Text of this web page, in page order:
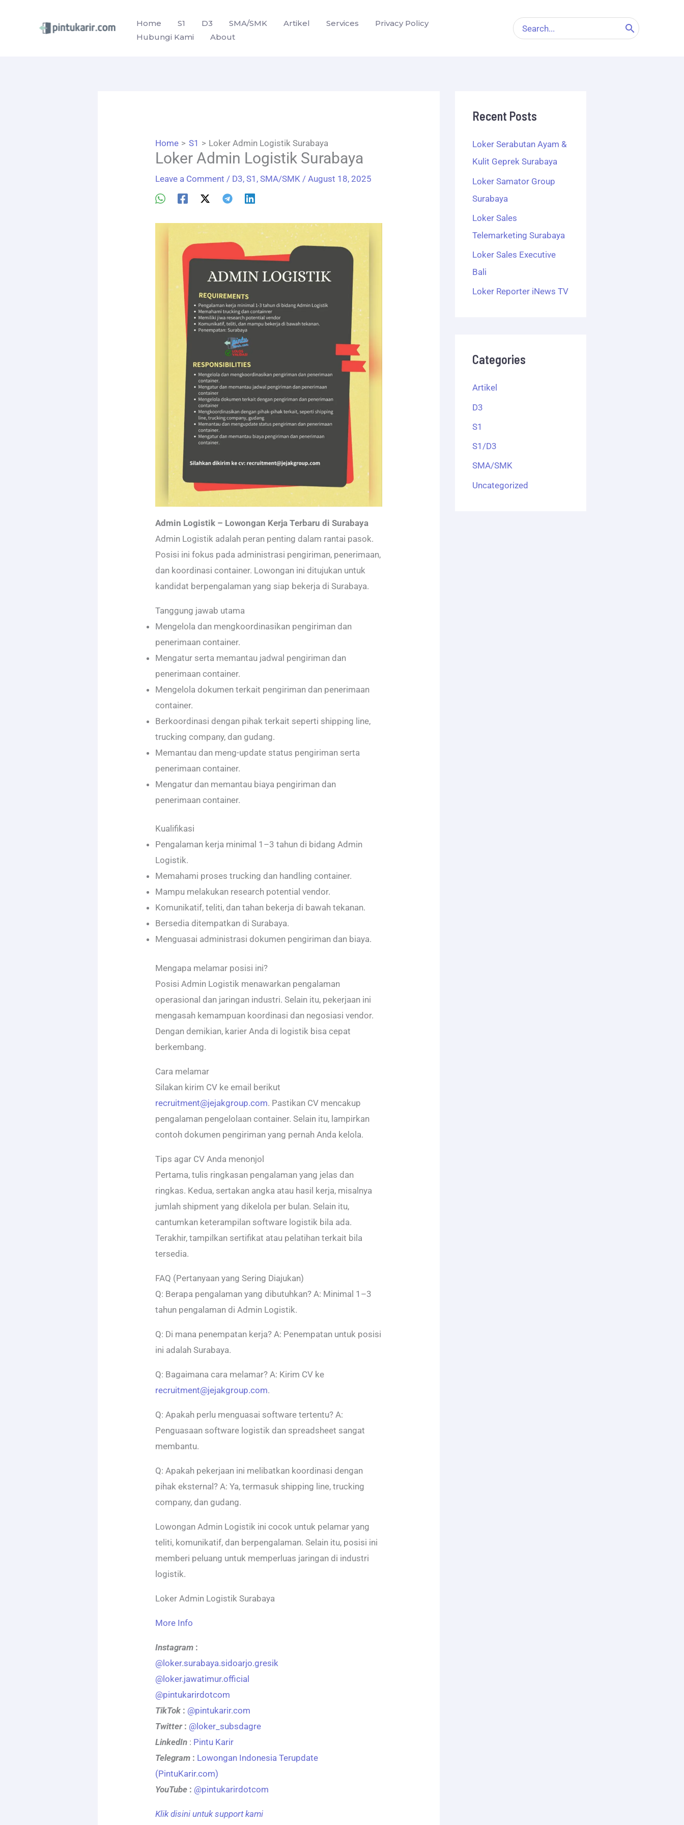
Home S1 D3 SMA/SMK Artikel Services
Privacy Policy
Hubungi Kami
About
Search
for:
Home S1 Loker Admin Logistik Surabaya
Loker Admin Logistik Surabaya
Leave a Comment / D3,S1 ,SMA/SMK /August 18, 2025
Admin Logistik – Lowongan Kerja Terbaru di Surabaya
Admin Logistik adalah peran penting dalam rantai pasok.
Posisi ini fokus pada administrasi pengiriman, penerimaan,
dan koordinasi container. Lowongan ini ditujukan untuk
kandidat berpengalaman yang siap bekerja di Surabaya.
Tanggung jawab utama
Mengelola dan mengkoordinasikan pengiriman dan
penerimaan container.
Mengatur serta memantau jadwal pengiriman dan
penerimaan container.
Mengelola dokumen terkait pengiriman dan penerimaan
container.
Berkoordinasi dengan pihak terkait seperti shipping line,
trucking company, dan gudang.
Memantau dan meng-update status pengiriman serta
penerimaan container.
Mengatur dan memantau biaya pengiriman dan
penerimaan container.
Kualifikasi
Pengalaman kerja minimal 1–3 tahun di bidang Admin
Logistik.
Memahami proses trucking dan handling container.
Mampu melakukan research potential vendor.
Komunikatif, teliti, dan tahan bekerja di bawah tekanan.
Bersedia ditempatkan di Surabaya.
Menguasai administrasi dokumen pengiriman dan biaya.
Mengapa melamar posisi ini?
Posisi Admin Logistik menawarkan pengalaman
operasional dan jaringan industri. Selain itu, pekerjaan ini
mengasah kemampuan koordinasi dan negosiasi vendor.
Dengan demikian, karier Anda di logistik bisa cepat
berkembang.
Cara melamar
Silakan kirim CV ke email berikut
recruitment@jejakgroup.com. Pastikan CV mencakup
pengalaman pengelolaan container. Selain itu, lampirkan
contoh dokumen pengiriman yang pernah Anda kelola.
Tips agar CV Anda menonjol
Pertama, tulis ringkasan pengalaman yang jelas dan
ringkas. Kedua, sertakan angka atau hasil kerja, misalnya
jumlah shipment yang dikelola per bulan. Selain itu,
cantumkan keterampilan software logistik bila ada.
Terakhir, tampilkan sertifikat atau pelatihan terkait bila
tersedia.
FAQ (Pertanyaan yang Sering Diajukan)
Q: Berapa pengalaman yang dibutuhkan? A: Minimal 1–3
tahun pengalaman di Admin Logistik.
Q: Di mana penempatan kerja? A: Penempatan untuk posisi
ini adalah Surabaya.
Q: Bagaimana cara melamar? A: Kirim CV ke
recruitment@jejakgroup.com.
Q: Apakah perlu menguasai software tertentu? A:
Penguasaan software logistik dan spreadsheet sangat
membantu.
Q: Apakah pekerjaan ini melibatkan koordinasi dengan
pihak eksternal? A: Ya, termasuk shipping line, trucking
company, dan gudang.
Lowongan Admin Logistik ini cocok untuk pelamar yang
teliti, komunikatif, dan berpengalaman. Selain itu, posisi ini
memberi peluang untuk memperluas jaringan di industri
logistik.
Loker Admin Logistik Surabaya
More Info
Instagram :
@loker.surabaya.sidoarjo.gresik
@loker.jawatimur.official
@pintukarirdotcom
TikTok : @pintukarir.com
Twitter: @loker_subsdagre
LinkedIn : Pintu Karir
Telegram : Lowongan Indonesia Terupdate
(PintuKarir.com)
YouTube : @pintukarirdotcom
Klik disini untuk support kami
Recent Posts
Loker Serabutan Ayam &
Kulit Geprek Surabaya
Loker Samator Group
Surabaya
Loker Sales
Telemarketing Surabaya
Loker Sales Executive
Bali
Loker Reporter iNews TV
Categories
Artikel
D3
S1
S1/D3
SMA/SMK
Uncategorized